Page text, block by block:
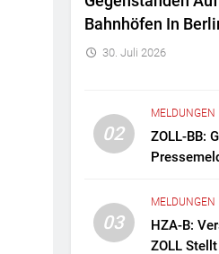
Bahnhöfen In
30. Juli 2026
02
MELDUNGEN
ZOLL-BB:
03
MELDUNGEN
HZA-B:
ZOLL